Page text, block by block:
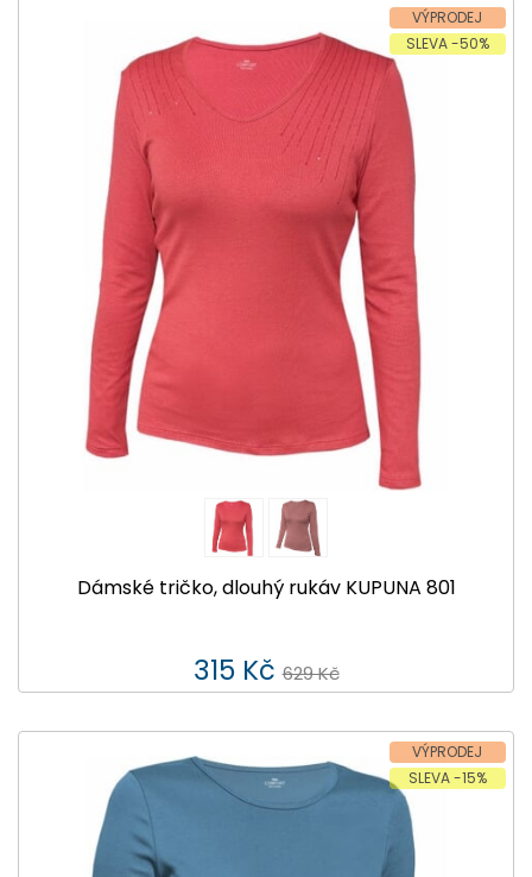
VÝPRODEJ
SLEVA -50%
Dámské tričko, dlouhý rukáv KUPUNA 801
315 Kč 629 Kč
VÝPRODEJ
SLEVA -15%